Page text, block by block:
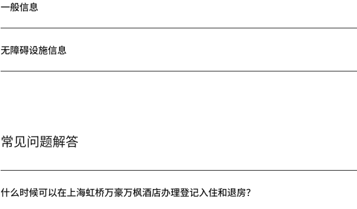
一般信息
无障碍设施信息
常见问题解答
什么时候可以在上海虹桥万豪万枫酒店办理登记入住和退房？